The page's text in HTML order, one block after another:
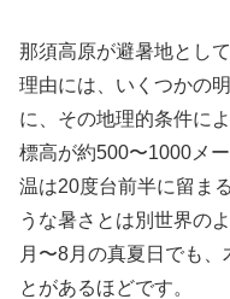
那須高原が避暑地とし
理由には、いくつかの
に、その地理的条件に
標高が約500〜1000メ
温は20度台前半に留ま
うな暑さとは別世界の
月〜8月の真夏日でも
とがあるほどです。